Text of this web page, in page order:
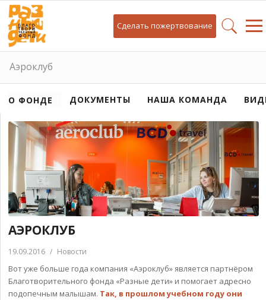
Сделать пожертвование
Аэроклуб
О ФОНДЕ ДОКУМЕНТЫ НАША КОМАНДА
АЭРОКЛУБ
19.09.2016 / Новости
Вот уже больше года компания «Аэроклуб» является партнёром
Благотворительного фонда «Разные дети» и помогает адресно
подопечным малышам. Так, в прошлом учебном году они